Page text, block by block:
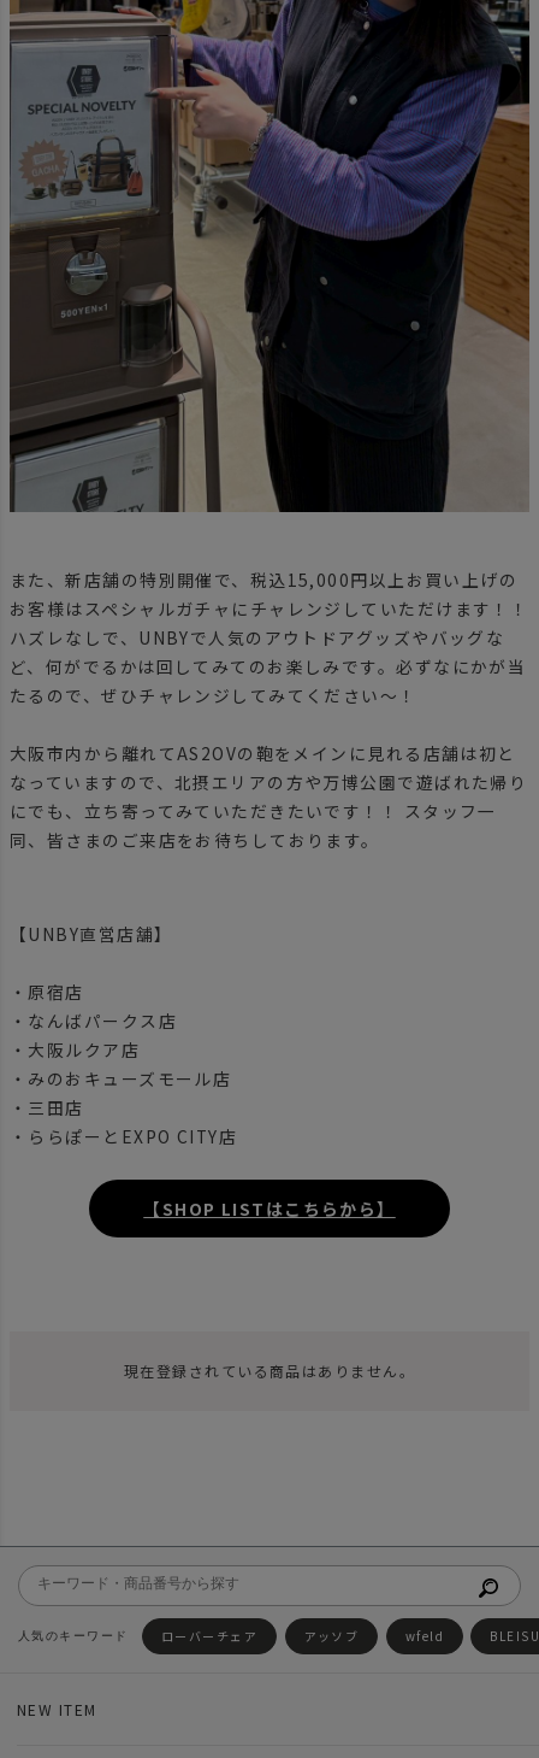
また、新店舗の特別開催で、税込15,000円以上お買い上げの
お客様はスペシャルガチャにチャレンジしていただけます！！
ハズレなしで、UNBYで人気のアウトドアグッズやバッグな
ど、何がでるかは回してみてのお楽しみです。必ずなにかが当
たるので、ぜひチャレンジしてみてください～！
大阪市内から離れてAS2OVの鞄をメインに見れる店舗は初と
なっていますので、北摂エリアの方や万博公園で遊ばれた帰り
にでも、立ち寄ってみていただきたいです！！ スタッフ一
同、皆さまのご来店をお待ちしております。
【UNBY直営店舗】
・原宿店
・なんばパークス店
・大阪ルクア店
・みのおキューズモール店
・三田店
・ららぽーとEXPO CITY店
【SHOP LISTはこちらから】
現在登録されている商品はありません。
ローバーチェア アッソブ wfeld
NEW ITEM